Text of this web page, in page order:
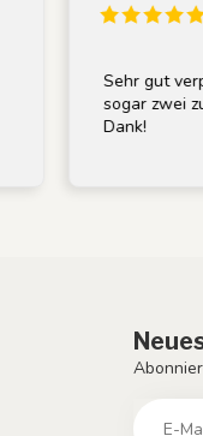
Sehr gut
sogar zwei
Dank!